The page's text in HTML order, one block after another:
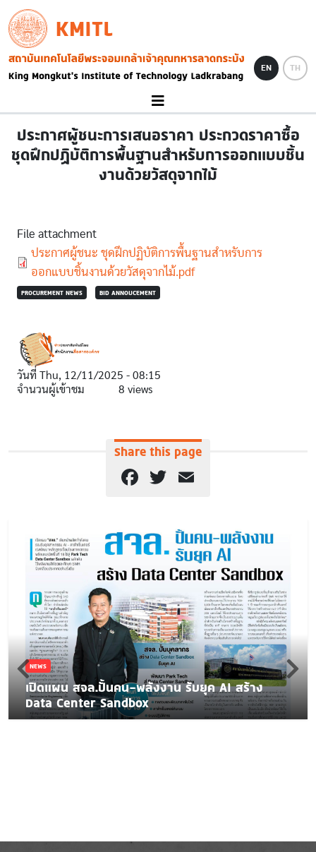
Skip to main content
KMITL
Image
EN TH
ประกาศผู้ชนะการเสนอราคา ประกวดราคาซื้อ
ชุดฝึกปฏิบัติการพื้นฐานสำหรับการออกแบบชิ้น
งานด้วยวัสดุจากไม้
File attachment
Document
ประกาศผู้ชนะ ชุดฝึกปฏิบัติการพื้นฐานสำหรับการ
ออกแบบชิ้นงานด้วยวัสดุจากไม้.pdf
PROCUREMENT NEWS BID ANNOUCEMENT
วันที่ Thu, 12/11/2025 - 08:15
จำนวนผู้เข้าชม
8 views
Share this page
Facebook
Twitter
NEWS
เปิดแผน สจล.ปั้นคน-พลังงาน รับยุค AI สร้าง
Data Center Sandbox